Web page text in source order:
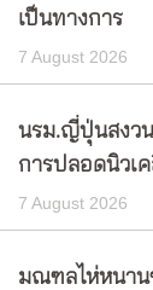
เป็นทางการ
7 August 2026
นรม.ญี่ปุ่นสงว
การปลอดนิวเ
7 August 2026
มณฑลไห่หนาน